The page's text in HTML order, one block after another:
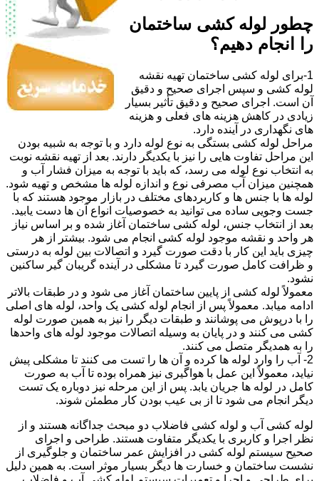
چطور لوله کشی ساختمان
را انجام دهیم؟
1-برای لوله کشی ساختمان تهیه نقشه
لوله کشی و سپس اجرای صحیح و دقیق
آن است. اجرای صحیح و دقیق تأثیر بسیار
زیادی در کاهش هزینه های فعلی و هزینه
های نگهداری در آینده دارد.
مراحل لوله کشی بستگی به نوع لوله دارد و با توجه به شبیه بودن
این مراحل تفاوت هایی را نیز با یکدیگر دارند. بعد از تهیه نقشه نوبت
به انتخاب نوع لوله می رسد، که باید با توجه به میزان فشار آب و
همچنین میزان آب مصرفی نوع و اندازه لوله ها مشخص و تهیه شود.
لوله ها با جنس ها و کاربردهای مختلف در بازار موجود هستند که با
جست وجویی ساده می توانید به خصوصیات انواع آن ها دست یابید.
بعد از انتخاب جنس، لوله کشی ساختمان آغاز شده و بر اساس نیاز
هر واحد و نقشه موجود لوله کشی انجام می شود. بیشتر از هر
چیزی باید این کار با دقت صورت گیرد و اتصالات بین لوله به درستی
و ظرافت کامل صورت گیرد تا مشکلی در آینده گریبان گیر ساکنین
نشود.
معمولاً لوله کشی از پایین ساختمان آغاز می شود و در طبقات بالاتر
ادامه میابد. معمولاً پس از انجام لوله کشی یک واحد، لوله های اصلی
را با درپوش می پوشانند و طبقات دیگر را نیز به همین صورت لوله
کشی می کنند و در پایان به وسیله اتصالات موجود لوله های واحدها
را به همدیگر متصل می کنند.
2- آب را وارد لوله ها کرده و آن ها را تست می کنند تا مشکلی پیش
نیاید، معمولاً این عمل با هواگیری نیز همراه بوده تا آب به صورت
کامل در لوله ها جریان یابد. پس از این مرحله نیز دوباره یک تست
دیگر انجام می شود تا از بی عیب بودن کار مطمئن شوند.
لوله کشی آب و لوله کشی فاضلاب دو مبحث جداگانه هستند و از
نظر اجرا و کاربری با یکدیگر متفاوت هستند. طراحی و اجرای
صحیح سیستم لوله کشی در افزایش عمر ساختمان و جلوگیری از
نشست ساختمان و خسارت ها دیگر بسیار موثر است. به همین دلیل